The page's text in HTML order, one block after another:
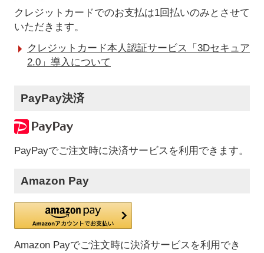
クレジットカードでのお支払は1回払いのみとさせて
いただきます。
クレジットカード本人認証サービス「3Dセキュア
2.0」導入について
PayPay決済
PayPayでご注文時に決済サービスを利用できます。
Amazon Pay
Amazon Payでご注文時に決済サービスを利用でき